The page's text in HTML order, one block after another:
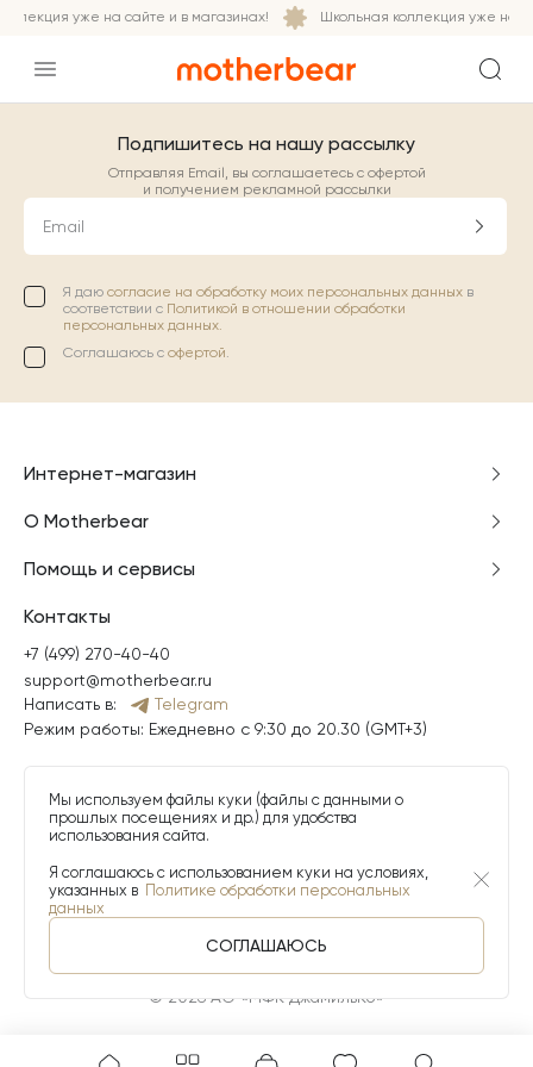
уже на сайте и в магазинах! Школьная коллекция уже на
Подпишитесь на нашу рассылку
Отправляя Email, вы соглашаетесь с офертой
и получением рекламной рассылки
Email
Я даю согласие на обработку моих персональных данных в
соответствии с Политикой в отношении обработки
персональных данных.
Соглашаюсь с офертой.
Интернет-магазин
О Motherbear
Помощь и сервисы
Контакты
+7 (499) 270-40-40
support@motherbear.ru
Написать в:
Telegram
Режим работы: Ежедневно с 9:30 до 20.30 (GMT+3)
© 2026 АО «МФК ДжамильКо»
Мы используем файлы куки (файлы с данными о
прошлых посещениях и др.) для удобства
использования сайта.
Я соглашаюсь с использованием куки на условиях,
указанных в Политике обработки персональных
данных
СОГЛАШАЮСЬ